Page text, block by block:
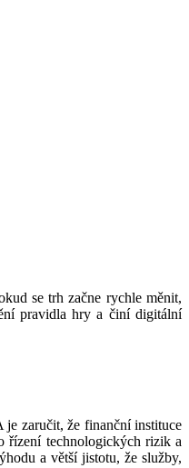
se trh začne rychle měnit,
pravidla hry a činí digitální
je zaručit, že finanční instituce
řízení technologických rizik a
a větší jistotu, že služby,